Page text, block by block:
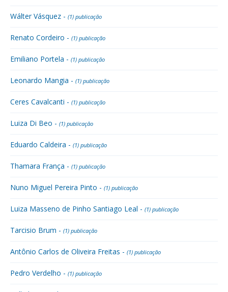
Wálter Vásquez - (1) publicação
Renato Cordeiro - (1) publicação
Emiliano Portela - (1) publicação
Leonardo Mangia - (1) publicação
Ceres Cavalcanti - (1) publicação
Luiza Di Beo - (1) publicação
Eduardo Caldeira - (1) publicação
Thamara França - (1) publicação
Nuno Miguel Pereira Pinto - (1) publicação
Luiza Masseno de Pinho Santiago Leal - (1) publicação
Tarcisio Brum - (1) publicação
Antônio Carlos de Oliveira Freitas - (1) publicação
Pedro Verdelho - (1) publicação